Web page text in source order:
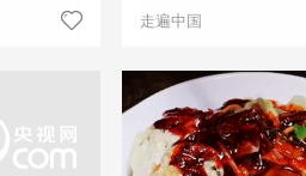
走遍中国